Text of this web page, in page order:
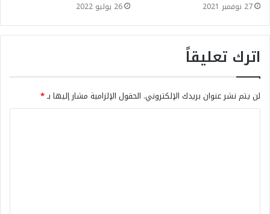
27 نوفمبر 2021 26 يوليو 2022
اترك تعليقاً
لن يتم نشر عنوان بريدك الإلكتروني. الحقول الإلزامية مشار إليها بـ*